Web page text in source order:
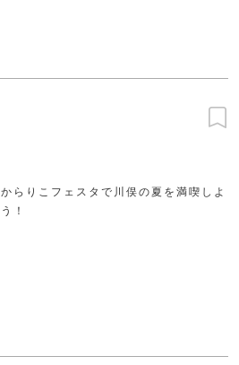
からりこフェスタで川俣の夏を満喫しよ
う！